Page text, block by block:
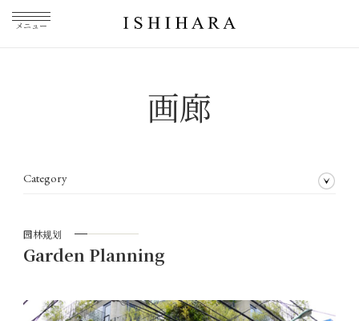
メニュー
画廊
Category
园林规划
Garden Planning